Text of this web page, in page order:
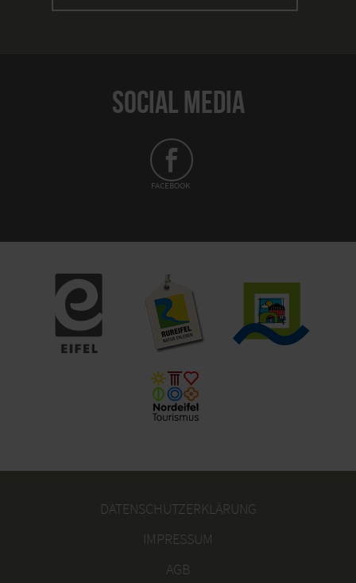
SOCIAL MEDIA
FACEBOOK
DATENSCHUTZERKLÄRUNG
IMPRESSUM
AGB